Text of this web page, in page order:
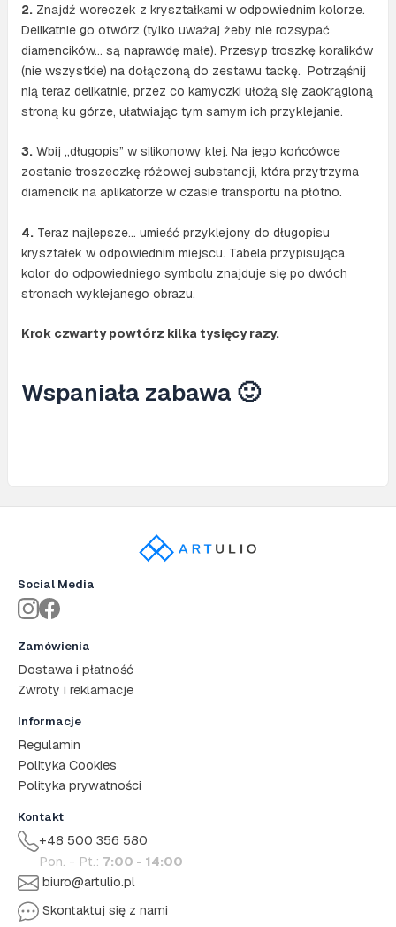
2.Znajdź woreczek z kryształkami w odpowiednim kolorze.
Delikatnie go otwórz (tylko uważaj żeby nie rozsypać
diamencików… są naprawdę małe). Przesyp troszkę koralików
(nie wszystkie) na dołączoną do zestawu tackę. Potrząśnij
nią teraz delikatnie, przez co kamyczki ułożą się zaokrągloną
stroną ku górze, ułatwiając tym samym ich przyklejanie.
3.Wbij „długopis” w silikonowy klej. Na jego końcówce
zostanie troszeczkę różowej substancji, która przytrzyma
diamencik na aplikatorze w czasie transportu na płótno.
4. Teraz najlepsze… umieść przyklejony do długopisu
kryształek w odpowiednim miejscu. Tabela przypisująca
kolor do odpowiedniego symbolu znajduje się po dwóch
stronach wyklejanego obrazu.
Krok czwarty powtórz kilka tysięcy razy.
Wspaniała zabawa 🙂
Zamówienia
Dostawa i płatność
Zwroty i reklamacje
Informacje
Regulamin
Polityka Cookies
Polityka prywatności
Kontakt
+48 500 356 580
Pon. - Pt.: 7:00 - 14:00
biuro@artulio.pl
Skontaktuj się z nami
Social Media